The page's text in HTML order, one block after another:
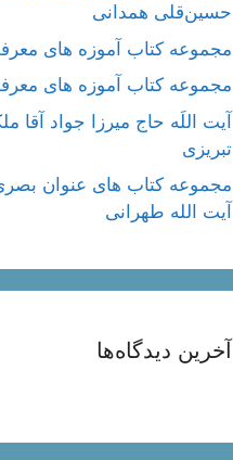
حسین‌قلی همدانی
مجموعه کتاب آموزه های
مجموعه کتاب آموزه های
آیت اللَه حاج میرزا جواد آقا
تبریزی
مجموعه کتاب های عنوان
آیت الله طهرانی
آخرین دیدگاه‌ها